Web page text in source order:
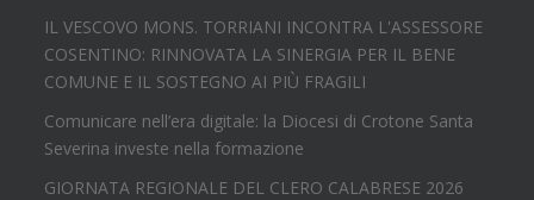
IL VESCOVO MONS. TORRIANI INCONTRA L'ASSESSORE
COSENTINO: RINNOVATA LA SINERGIA PER IL BENE
COMUNE E IL SOSTEGNO AI PIÙ FRAGILI
Comunicare nell’era digitale: la Diocesi di Crotone Santa
Severina investe nella formazione
GIORNATA REGIONALE DEL CLERO CALABRESE 2026